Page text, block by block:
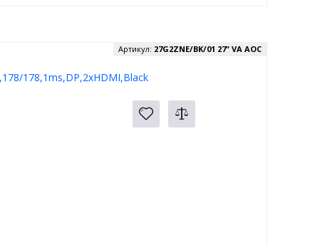
178,1ms,DP,2xHDMI,Black
Артикул: 27G2ZNE/BK/01 27" VA AOC